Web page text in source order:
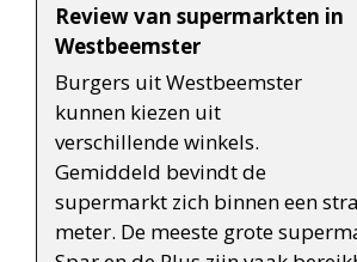
Review van supermarkten in
Westbeemster
Burgers uit Westbeemster
kunnen kiezen uit
verschillende winkels.
Gemiddeld bevindt de
supermarkt zich binnen een
meter. De meeste grote